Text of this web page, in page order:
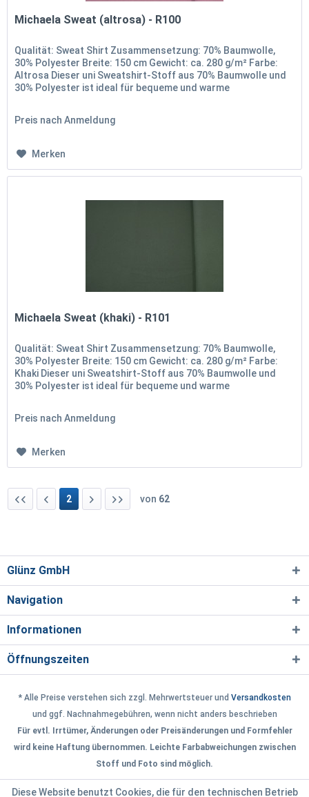
Michaela Sweat (altrosa) - R100
Qualität: Sweat Shirt Zusammensetzung: 70% Baumwolle,
30% Polyester Breite: 150 cm Gewicht: ca. 280 g/m² Farbe:
Altrosa Dieser uni Sweatshirt-Stoff aus 70% Baumwolle und
30% Polyester ist ideal für bequeme und warme
Preis nach Anmeldung
Merken
Michaela Sweat (khaki) - R101
Qualität: Sweat Shirt Zusammensetzung: 70% Baumwolle,
30% Polyester Breite: 150 cm Gewicht: ca. 280 g/m² Farbe:
Khaki Dieser uni Sweatshirt-Stoff aus 70% Baumwolle und
30% Polyester ist ideal für bequeme und warme
Preis nach Anmeldung
Merken
2 von 62
Glünz GmbH
Navigation
Informationen
Öffnungszeiten
* Alle Preise verstehen sich zzgl. Mehrwertsteuer und Versandkosten
und ggf. Nachnahmegebühren, wenn nicht anders beschrieben
Für evtl. Irrtümer, Änderungen oder Preisänderungen und Formfehler
wird keine Haftung übernommen. Leichte Farbabweichungen zwischen
Stoff und Foto sind möglich.
Diese Website benutzt Cookies, die für den technischen Betrieb